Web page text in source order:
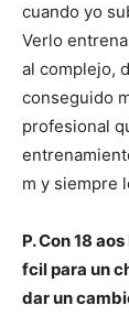
cuando yo
Verlo
al complejo,
conseguido
profesional
m y siempre
P. Con 18
fcil para un
dar un